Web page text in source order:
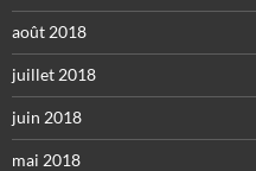
août 2018
juillet 2018
juin 2018
mai 2018